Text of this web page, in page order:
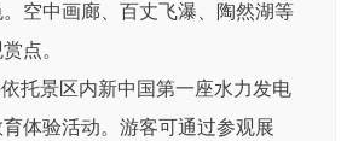
空中画廊、百丈飞瀑、陶然湖等
点。
托景区内新中国第一座水力发电
体验活动。游客可通过参观展